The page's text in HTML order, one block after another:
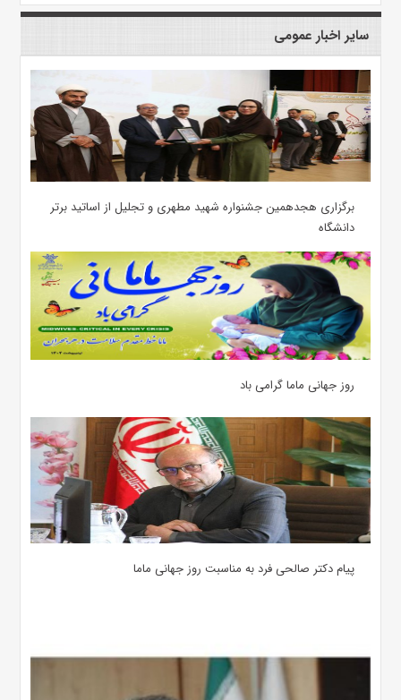
سایر اخبار عمومی
برگزاری هجدهمین جشنواره شهید مطهری و تجلیل از اساتید برتر
دانشگاه
روز جهانی ماما گرامی باد
پیام دکتر صالحی فرد به مناسبت روز جهانی ماما